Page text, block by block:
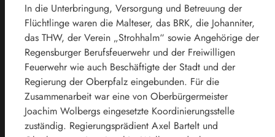
In die Unterbringung, Versorgung und Betreuung der
Flüchtlinge waren die Malteser, das BRK, die Johanniter,
das THW, der Verein „Strohhalm“ sowie Angehörige der
Regensburger Berufsfeuerwehr und der Freiwilligen
Feuerwehr wie auch Beschäftigte der Stadt und der
Regierung der Oberpfalz eingebunden. Für die
Zusammenarbeit war eine von Oberbürgermeister
Joachim Wolbergs eingesetzte Koordinierungsstelle
zuständig. Regierungsprädient Axel Bartelt und